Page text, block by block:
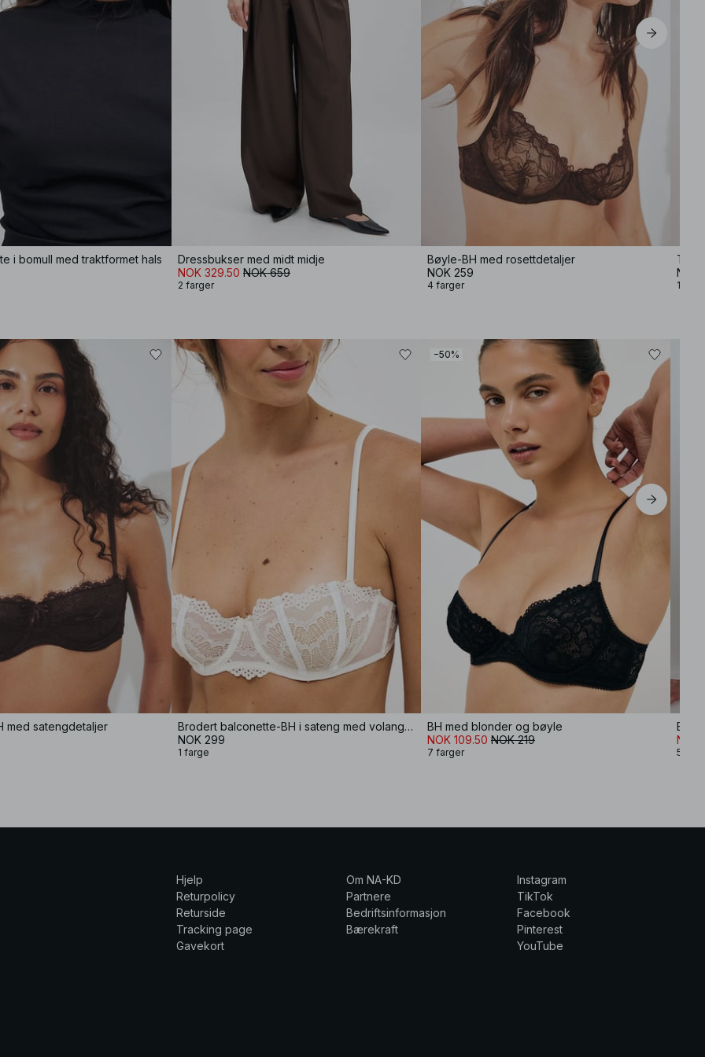
XL
i bomull med traktformet hals
Dressbukser med midt midje
NOK 329.50 NOK 659
2 farger
Bøyle-BH med rosettdetaljer
NOK 259
4 farger
NOK
1
med satengdetaljer
Brodert balconette-BH i sateng med volanger
NOK 299
1 farge
−50%
BH med blonder og bøyle
NOK 109.50 NOK 219
7 farger
BH
NOK
5
Hjelp
Returpolicy
Returside
Tracking page
Gavekort
Om NA-KD
Partnere
Bedriftsinformasjon
Bærekraft
Instagram
TikTok
Facebook
Pinterest
YouTube